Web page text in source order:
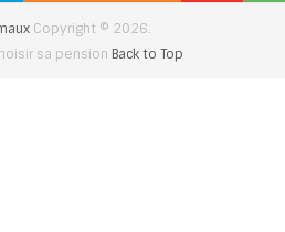
Copyright © 2026.
sa pension Back to Top